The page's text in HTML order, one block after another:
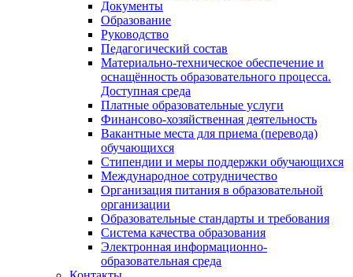
Документы
Образование
Руководство
Педагогический состав
Материально-техническое обеспечение и
оснащённость образовательного процесса.
Доступная среда
Платные образовательные услуги
Финансово-хозяйственная деятельность
Вакантные места для приема (перевода)
обучающихся
Стипендии и меры поддержки обучающихся
Международное сотрудничество
Организация питания в образовательной
организации
Образовательные стандарты и требования
Система качества образования
Электронная информационно-
образовательная среда